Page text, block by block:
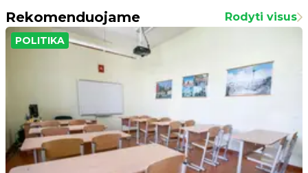
Rekomenduojame Rodyti visus
POLITIKA